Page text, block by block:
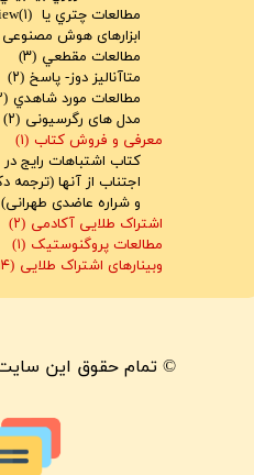
مطالعات چتري يا Umbrella Review (۱)
ابزارهای هوش مصنوعی
مطالعات مقطعي (۳)
متاآناليز دوز- پاسخ (۲)
مطالعات مورد شاهدي (۲)
مدل های رگرسیونی (۲)
معرفی و فروش کتاب (۱)
کتاب اشتباهات رایج در
اجتناب از آنها (ترجمه
و شراره عاضدی طهرانی)
اشتراک طلایی آکادمی (۲)
مطالعات پروگنوستیک (۱)
وبینارهای اشتراک طلایی (۱۴)
© تمام حقوق این